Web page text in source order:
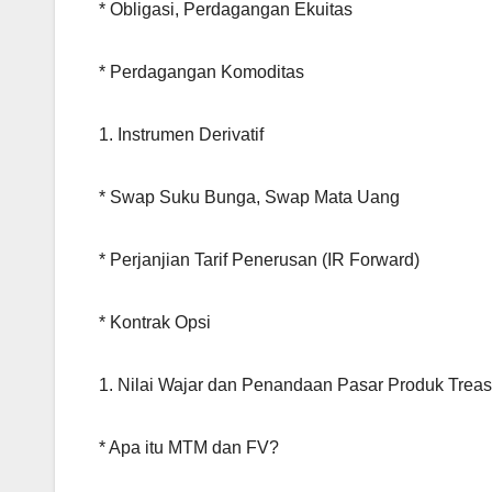
* Obligasi, Perdagangan Ekuitas
* Perdagangan Komoditas
1. Instrumen Derivatif
* Swap Suku Bunga, Swap Mata Uang
* Perjanjian Tarif Penerusan (IR Forward)
* Kontrak Opsi
1. Nilai Wajar dan Penandaan Pasar Produk
* Apa itu MTM dan FV?